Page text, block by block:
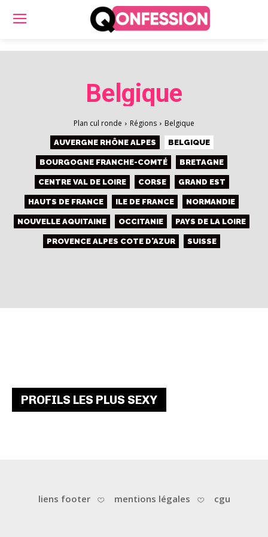
Belgique
Plan cul ronde Régions Belgique
AUVERGNE RHÔNE ALPES BELGIQUE
BOURGOGNE FRANCHE-COMTÉ BRETAGNE
CENTRE VAL DE LOIRE CORSE GRAND EST
HAUTS DE FRANCE ILE DE FRANCE NORMANDIE
NOUVELLE AQUITAINE OCCITANIE PAYS DE LA LOIRE
PROVENCE ALPES COTE D'AZUR SUISSE
PROFILS LES PLUS SEXY
liens footer mentions légales cgu